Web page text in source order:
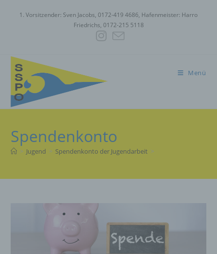
1. Vorsitzender: Sven Jacobs, 0172-419 4686, Hafenmeister: Harro
Friedrichs, 0172-215 5118
Menü
Spendenkonto
> Jugend > Spendenkonto der Jugendarbeit >